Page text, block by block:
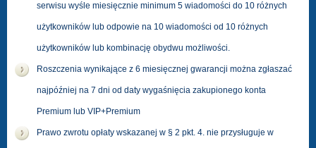
serwisu wyśle miesięcznie minimum 5 wiadomości do 10 różnych
użytkowników lub odpowie na 10 wiadomości od 10 różnych
użytkowników lub kombinację obydwu możliwości.
Roszczenia wynikające z 6 miesięcznej gwarancji można zgłaszać
najpóźniej na 7 dni od daty wygaśnięcia zakupionego konta
Premium lub VIP+Premium
Prawo zwrotu opłaty wskazanej w § 2 pkt. 4. nie przysługuje w